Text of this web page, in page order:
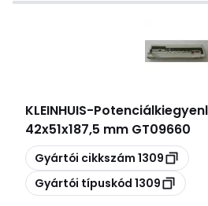
KLEINHUIS-
42x51x187,5 mm GT09660
Másolás
Gyártói cikkszám 1309
Másolás
Gyártói típuskód 1309